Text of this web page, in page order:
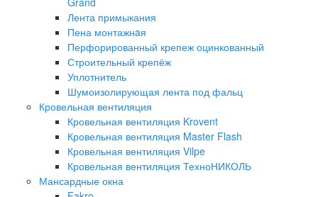
Лента примыкания
Пена монтажнaя
Перфорированный крепеж оцинкованный
Строительный крепёж
Уплотнитель
Шумоизолирующая лента под фальц
Кровельная вентиляция
Кровельная вентиляция Krovent
Кровельная вентиляция Master Flash
Кровельная вентиляция Vilpe
Кровельная вентиляция ТехноНИКОЛЬ
Мансардные окна